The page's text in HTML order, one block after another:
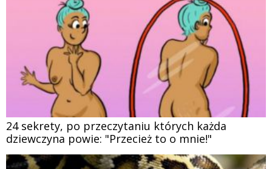
24 sekrety, po przeczytaniu których każda
dziewczyna powie: "Przecież to o mnie!"